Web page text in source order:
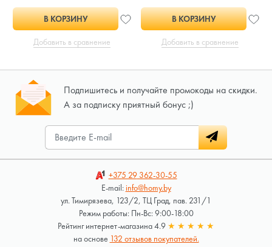
В КОРЗИНУ
Добавить в сравнение
В КОРЗИНУ
Добавить в сравнение
Подпишитесь и получайте промокоды на скидки.
А за подписку приятный бонус ;)
+375 29362-30-55
E-mail:info@homy.by
ул. Тимирязева, 123/2, ТЦ Град, пав. 231/1
Режим работы: Пн-Вс: 9:00-18:00
Рейтинг интернет-магазина 4.9 ★ ★ ★ ★ ★
на основе 132 отзывов покупателей.